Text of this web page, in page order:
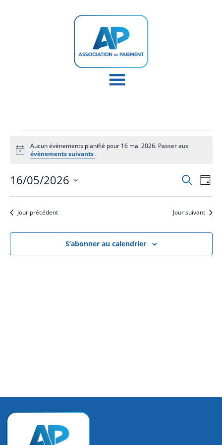
Évènements
for
mai
2026
Notice
Aucun évènements planifié pour 16 mai 2026. Passer aux
évènements suivants .
et
de
vues
Recherche
de
Jour
16/05/2026
date.Jour précédent Jour suivant
S’abonner au calendrier